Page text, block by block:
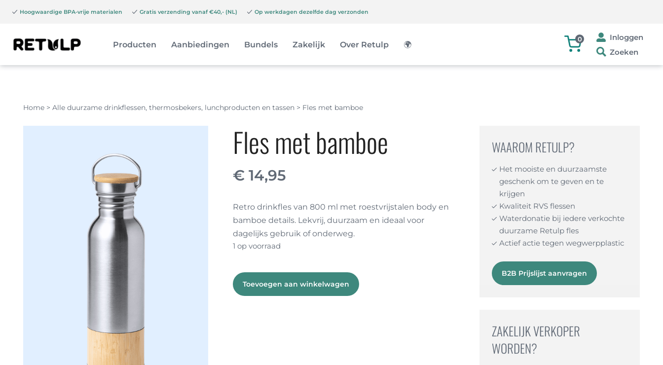
Hoogwaardige BPA-vrije materialen Gratis verzending vanaf €40,- (NL) Op werkdagen dezelfde dag verzonden
Producten Aanbiedingen Bundels Zakelijk Over Retulp 🌍
0
Inloggen
Zoeken
Home > Alle duurzame drinkflessen, thermosbekers, lunchproducten en tassen > Fles met bamboe
Fles met bamboe
€ 14,95
Retro drinkfles van 800 ml met roestvrijstalen body en
bamboe details. Lekvrij, duurzaam en ideaal voor
dagelijks gebruik of onderweg.
1 op voorraad
Fles
met
Toevoegen aan winkelwagen
WAAROM RETULP?
Het mooiste en duurzaamste
geschenk om te geven en te
krijgen
Kwaliteit RVS flessen
Waterdonatie bij iedere verkochte
duurzame Retulp fles
Actief actie tegen wegwerpplastic
B2B Prijslijst aanvragen
ZAKELIJK VERKOPER
WORDEN?